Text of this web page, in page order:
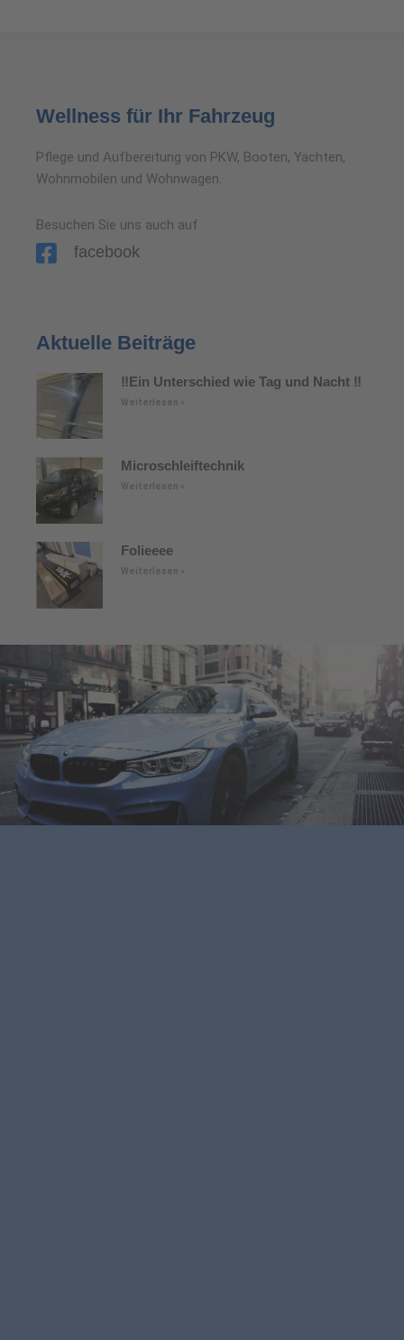
Wellness für Ihr Fahrzeug
Pflege und Aufbereitung von PKW, Booten, Yachten,
Wohnmobilen und Wohnwagen.
Besuchen Sie uns auch auf
facebook
Aktuelle Beiträge
‼️Ein Unterschied wie Tag und Nacht ‼️
Weiterlesen »
Microschleiftechnik
Weiterlesen »
Folieeee
Weiterlesen »